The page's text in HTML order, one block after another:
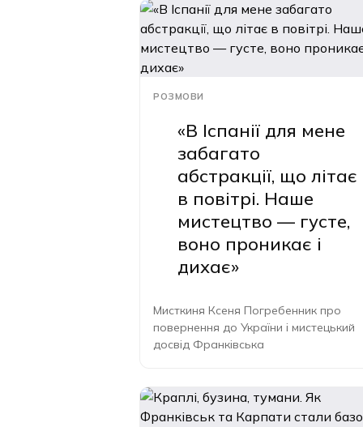
РОЗМОВИ
«В Іспанії для мене
забагато
абстракції, що літає
в повітрі. Наше
мистецтво — густе,
воно проникає і
дихає»
Мисткиня Ксеня Погребенник про
повернення до України і мистецький
досвід Франківська